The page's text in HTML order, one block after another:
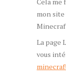
Cela me
mon
La page
vous